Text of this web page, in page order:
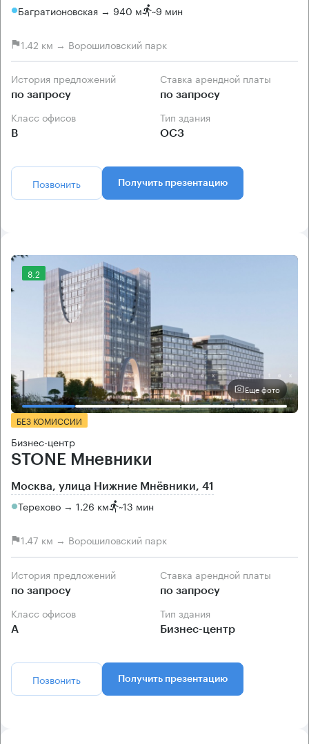
Багратионовская → 940 м ~9 мин
1.42 км → Ворошиловский парк
История предложений
по запросу
Ставка арендной платы
по запросу
Класс офисов
B
Тип здания
ОСЗ
Позвонить Получить презентацию
8.2
Еще фото
БЕЗ КОМИССИИ
Бизнес-центр
STONE Мневники
Москва, улица Нижние Мнёвники, 41
Терехово → 1.26 км ~13 мин
1.47 км → Ворошиловский парк
История предложений
по запросу
Ставка арендной платы
по запросу
Класс офисов
А
Тип здания
Бизнес-центр
Позвонить Получить презентацию